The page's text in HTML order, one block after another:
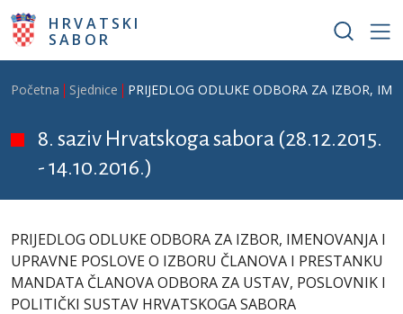
Skoči na glavni sadržaj
HRVATSKI
SABOR
Breadcrumb
Početna Sjednice PRIJEDLOG ODLUKE ODBORA ZA IZBOR,
8. saziv Hrvatskoga sabora (28.12.2015.
- 14.10.2016.)
PRIJEDLOG ODLUKE ODBORA ZA IZBOR, IMENOVANJA I
UPRAVNE POSLOVE O IZBORU ČLANOVA I PRESTANKU
MANDATA ČLANOVA ODBORA ZA USTAV, POSLOVNIK I
POLITIČKI SUSTAV HRVATSKOGA SABORA